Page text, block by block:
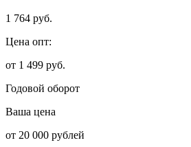
1 764 руб.
Цена опт:
от 1 499 руб.
Годовой оборот
Ваша цена
от 20 000 рублей